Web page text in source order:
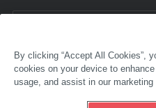
By clicking “Accept All Cookies”,
cookies on your device to
usage, and assist in our marketing